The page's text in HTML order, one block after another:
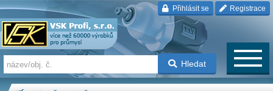
Přihlásit se Registrace
Hledat